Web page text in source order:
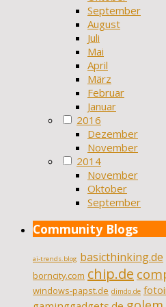
September
August
Juli
Mai
April
März
Februar
Januar
2016
Dezember
November
2014
November
Oktober
September
Community Blogs
ai-trends.blog basicthinking.de
borncity.com chip.de
windows-papst.de dimdo.de